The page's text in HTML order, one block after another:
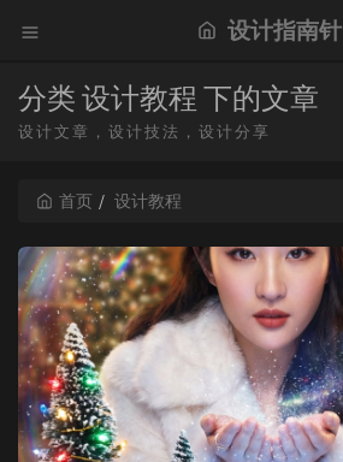
设计指南针
分类 设计教程 下的文章
设计文章，设计技法，设计分享
首页 设计教程